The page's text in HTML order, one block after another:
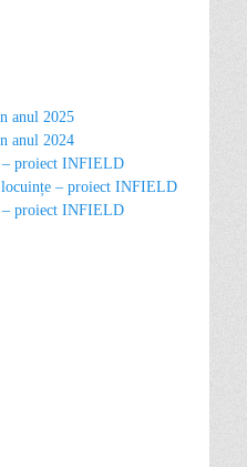
anul 2025
anul 2024
– proiect INFIELD
locuințe – proiect INFIELD
– proiect INFIELD